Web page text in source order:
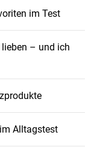
im Test
– und ich
Alltagstest